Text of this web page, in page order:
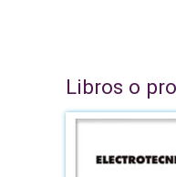
Libros o